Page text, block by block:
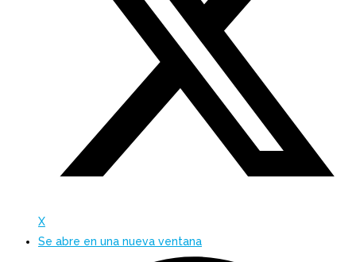
X
Se abre en una nueva ventana